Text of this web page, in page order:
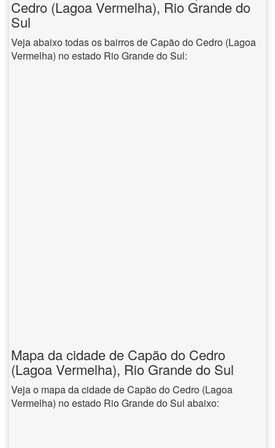
Cedro (Lagoa Vermelha), Rio Grande do
Sul
Veja abaixo todas os bairros de Capão do Cedro (Lagoa
Vermelha) no estado Rio Grande do Sul:
Mapa da cidade de Capão do Cedro
(Lagoa Vermelha), Rio Grande do Sul
Veja o mapa da cidade de Capão do Cedro (Lagoa
Vermelha) no estado Rio Grande do Sul abaixo: